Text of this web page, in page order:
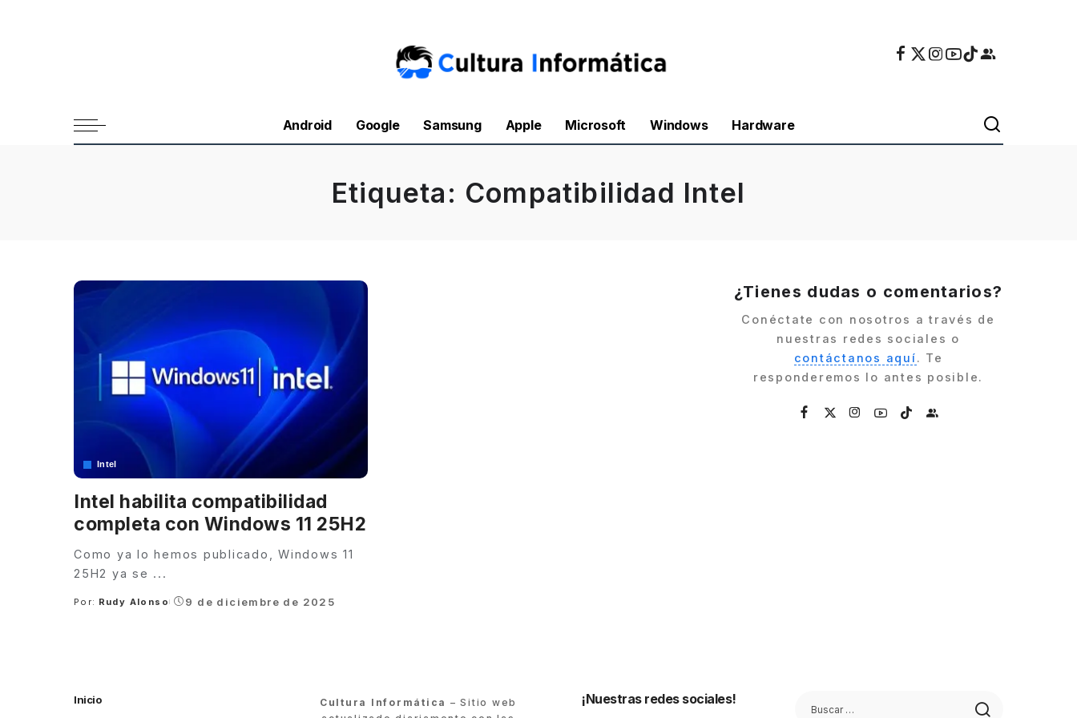
Android Google Samsung Apple Microsoft Windows Hardware
Etiqueta: Compatibilidad Intel
Intel
Intel habilita compatibilidad
completa con Windows 11 25H2
Como ya lo hemos publicado, Windows 11
25H2 ya se ...
Posted
Por: Rudy Alonso 9 de diciembre de 2025
¿Tienes dudas o comentarios?
Conéctate con nosotros a través de
nuestras redes sociales o
contáctanos aquí. Te
responderemos lo antes posible.
Inicio Cultura Informática – Sitio web
¡Nuestras redes sociales!